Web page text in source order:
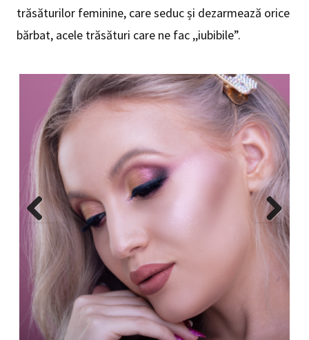
trăsăturilor feminine, care seduc și dezarmează orice
bărbat, acele trăsături care ne fac ,,iubibile”.
Previ
ous
Next